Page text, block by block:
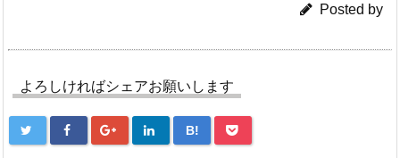
Posted by
よろしければシェアお願いします
B!